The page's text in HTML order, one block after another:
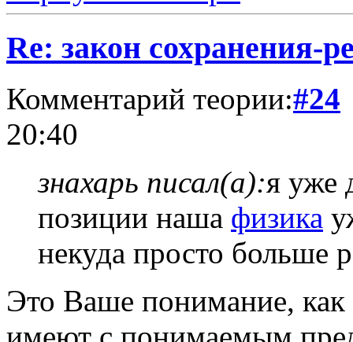
Re: закон сохранения-
Комментарий теории:#24
20:40
знахарь писал(а):я уже
позиции наша физика
некуда просто больше
Это Ваше понимание,